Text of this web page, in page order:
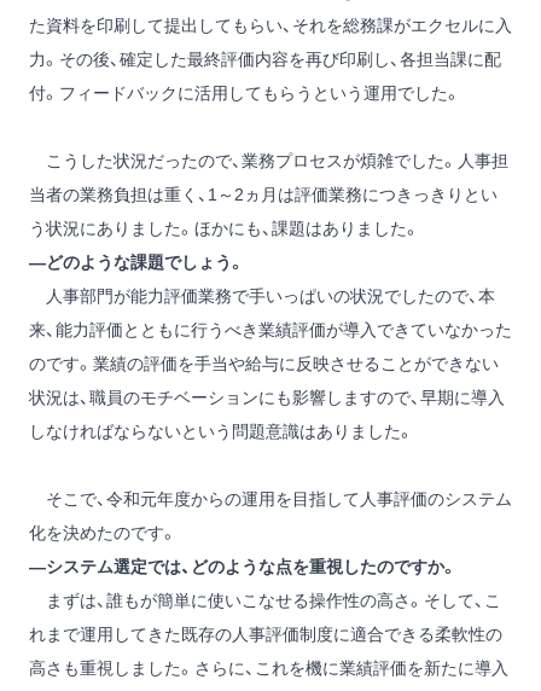
た資料を印刷して提出してもらい、それを総務課がエクセルに入
力。その後、確定した最終評価内容を再び印刷し、各担当課に配
付。フィードバックに活用してもらうという運用でした。
こうした状況だったので、業務プロセスが煩雑でした。人事担
当者の業務負担は重く、1～2ヵ月は評価業務につきっきりとい
う状況にありました。ほかにも、課題はありました。
―どのような課題でしょう。
人事部門が能力評価業務で手いっぱいの状況でしたので、本
来、能力評価とともに行うべき業績評価が導入できていなかった
のです。業績の評価を手当や給与に反映させることができない
状況は、職員のモチベーションにも影響しますので、早期に導入
しなければならないという問題意識はありました。
そこで、令和元年度からの運用を目指して人事評価のシステム
化を決めたのです。
―システム選定では、どのような点を重視したのですか。
まずは、誰もが簡単に使いこなせる操作性の高さ。そして、こ
れまで運用してきた既存の人事評価制度に適合できる柔軟性の
高さも重視しました。さらに、これを機に業績評価を新たに導入